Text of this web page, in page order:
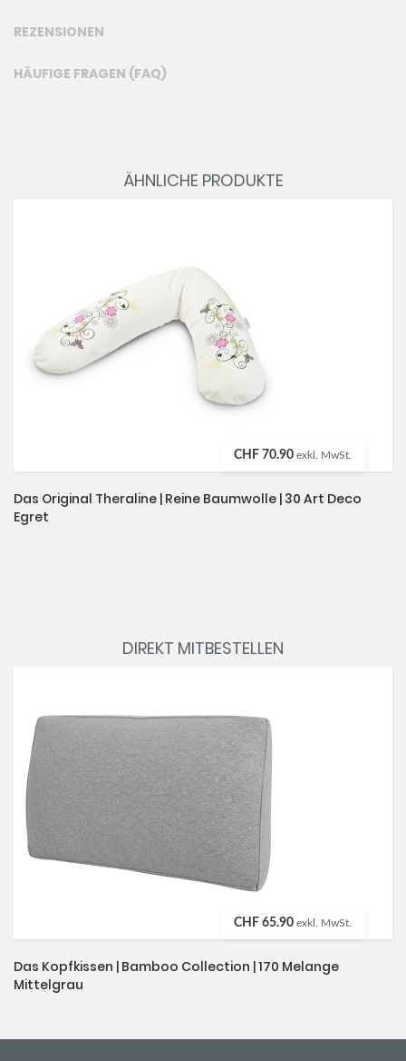
REZENSIONEN
HÄUFIGE FRAGEN (FAQ)
ÄHNLICHE PRODUKTE
CHF 70.90 exkl. MwSt.
Das Original Theraline | Reine Baumwolle | 30 Art Deco
Egret
DIREKT MITBESTELLEN
CHF 65.90 exkl. MwSt.
Das Kopfkissen | Bamboo Collection | 170 Melange
Mittelgrau